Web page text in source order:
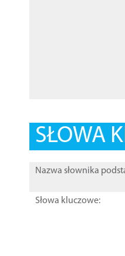
SŁOWA
Nazwa słownika
Słowa kluczowe: